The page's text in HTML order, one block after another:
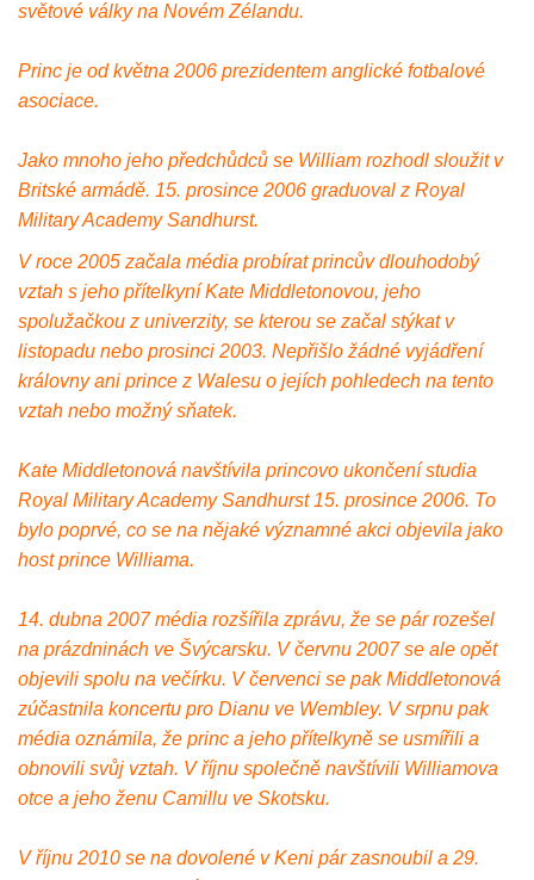
světové války na Novém Zélandu.
Princ je od května 2006 prezidentem anglické fotbalové
asociace.
Jako mnoho jeho předchůdců se William rozhodl sloužit v
Britské armádě. 15. prosince 2006 graduoval z Royal
Military Academy Sandhurst.
V roce 2005 začala média probírat princův dlouhodobý
vztah s jeho přítelkyní Kate Middletonovou, jeho
spolužačkou z univerzity, se kterou se začal stýkat v
listopadu nebo prosinci 2003. Nepřišlo žádné vyjádření
královny ani prince z Walesu o jejích pohledech na tento
vztah nebo možný sňatek.
Kate Middletonová navštívila princovo ukončení studia
Royal Military Academy Sandhurst 15. prosince 2006. To
bylo poprvé, co se na nějaké významné akci objevila jako
host prince Williama.
14. dubna 2007 média rozšířila zprávu, že se pár rozešel
na prázdninách ve Švýcarsku. V červnu 2007 se ale opět
objevili spolu na večírku. V červenci se pak Middletonová
zúčastnila koncertu pro Dianu ve Wembley. V srpnu pak
média oznámila, že princ a jeho přítelkyně se usmířili a
obnovili svůj vztah. V říjnu společně navštívili Williamova
otce a jeho ženu Camillu ve Skotsku.
V říjnu 2010 se na dovolené v Keni pár zasnoubil a 29.